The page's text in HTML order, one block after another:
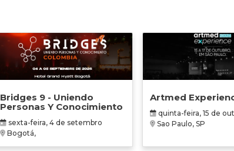
Bridges 9 - Uniendo
Personas Y Conocimiento
sexta-feira, 4 de setembro
Bogotá,
Artmed
quinta-feira, 15 de
Sao Paulo, SP